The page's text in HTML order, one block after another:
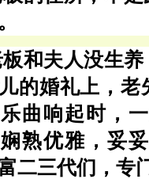
和夫人没生
的婚礼上，
曲响起时，
熟优雅，妥
二三代们，专